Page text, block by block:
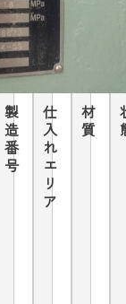
製
造
番
号
仕
入
れ
エ
リ
ア
材
質